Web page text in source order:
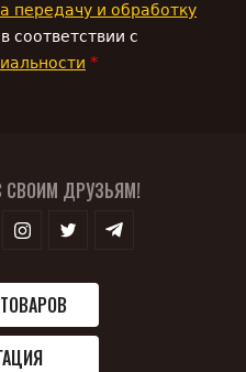
передачу и обработку
в соответствии с
*
СВОИМ ДРУЗЬЯМ!